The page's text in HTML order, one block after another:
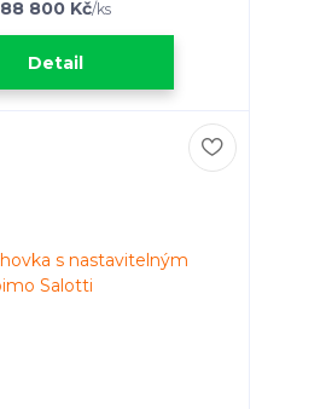
88 800 Kč/ks
Detail